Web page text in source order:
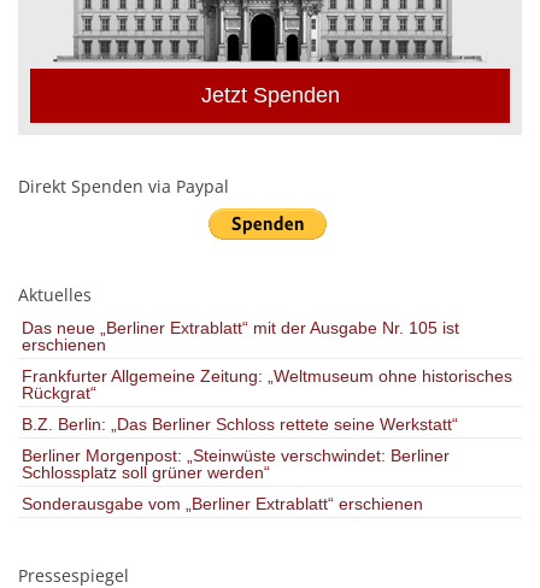
Jetzt Spenden
Direkt Spenden via Paypal
Aktuelles
Das neue „Berliner Extrablatt“ mit der Ausgabe Nr. 105 ist
erschienen
Frankfurter Allgemeine Zeitung: „Weltmuseum ohne historisches
Rückgrat“
B.Z. Berlin: „Das Berliner Schloss rettete seine Werkstatt“
Berliner Morgenpost: „Steinwüste verschwindet: Berliner
Schlossplatz soll grüner werden“
Sonderausgabe vom „Berliner Extrablatt“ erschienen
Pressespiegel